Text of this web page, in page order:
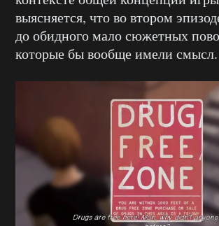
выясняется, что во втором
до обидного мало сюжетных
которые бы вообще имели смысл.